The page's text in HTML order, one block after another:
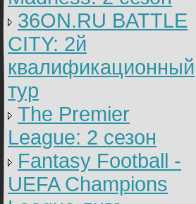
36ON.RU BATTLE
CITY: 2й
квалификационный
тур
The Premier
League: 2 cезон
Fantasy Football -
UEFA Champions